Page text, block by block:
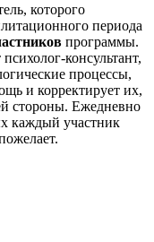
которого
периода
программы.
консультант,
процессы,
и корректирует их,
стороны. Ежедневно
каждый участник